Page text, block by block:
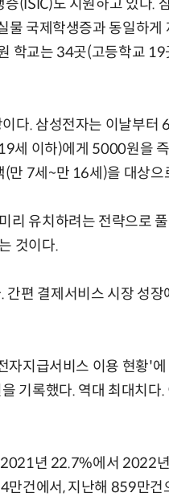
(ISIC)도 지원하고 있다.
국제학생증과 동일하게
학교는 34곳(고등학교
다. 삼성전자는 이날부터
세 이하)에게 5000원을
만 7세~만 16세)을 대상
유치하려는 전략으로
것이다.
편 결제서비스 시장 성
지급서비스 이용 현황'
기록했다. 역대 최대치
년 22.7%에서 2022
건에서, 지난해 859만